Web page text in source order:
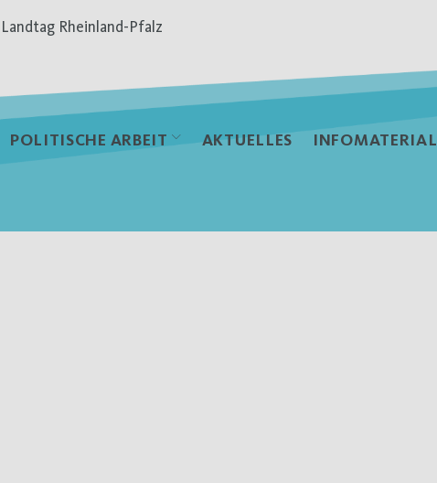
Rheinland-Pfalz
POLITISCHE ARBEIT AKTUELLES INFOMATERIAL